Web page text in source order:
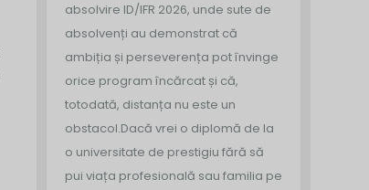
absolvire ID/IFR 2026, unde sute de
absolvenți au demonstrat că
ambiția și perseverența pot învinge
orice program încărcat și că,
totodată, distanța nu este un
obstacol.Dacă vrei o diplomă de la
o universitate de prestigiu fără să
pui viața profesională sau familia pe